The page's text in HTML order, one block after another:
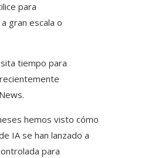
para
gran escala o
tiempo para
hemos visto cómo
IA se han lanzado a
para